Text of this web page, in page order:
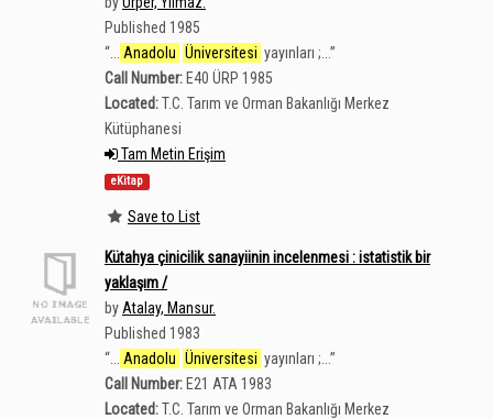
Published 1985
“
Anadolu Üniversitesi yayınları ;...”
Call Number: E40 ÜRP 1985
Located:T.C. Tarım ve Orman Bakanlığı Merkez
Kütüphanesi
Tam Metin Erişim
eKitap
Save to List
Kütahya çinicilik sanayiinin incelenmesi : istatistik bir
yaklaşım /
by Atalay, Mansur.
Published 1983
“
Anadolu Üniversitesi yayınları ;...”
Call Number: E21 ATA 1983
Located:T.C. Tarım ve Orman Bakanlığı Merkez